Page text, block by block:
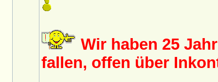
Wir haben 25
fallen, offen über